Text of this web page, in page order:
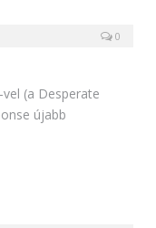
0
(a Desperate
újabb